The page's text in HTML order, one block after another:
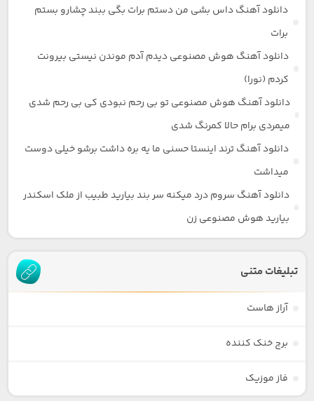
دانلود آهنگ داس بشی من دستم برات بگی ببند چشارو بستم
برات
دانلود آهنگ هوش مصنوعی دیدم آدم موندن نیستی بیرونت
کردم (نورا)
دانلود آهنگ هوش مصنوعی تو بی رحم نبودی کی بی رحم شدی
میمردی برام حالا کمرنگ شدی
دانلود آهنگ ترند اینستا حسنی ما یه بره داشت برشو خیلی دوست
میداشت
دانلود آهنگ سروم درد میکنه سر بند بیارید طبیب از ملک اسکندر
بیارید هوش مصنوعی زن
تبلیغات متنی
آراز هاست
برج خنک کننده
فاز موزیک